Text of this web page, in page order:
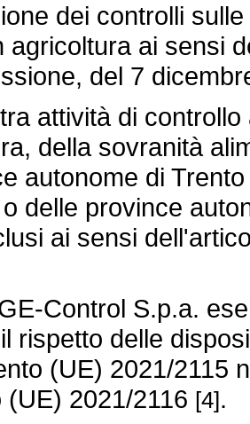
dei controlli sulle
agricoltura ai sensi
del 7
attività di controllo
della sovranità
autonome di
delle province
ai sensi
Control S.p.a.
rispetto delle
(UE) 2021/2115
(UE) 2021/2116 [4].